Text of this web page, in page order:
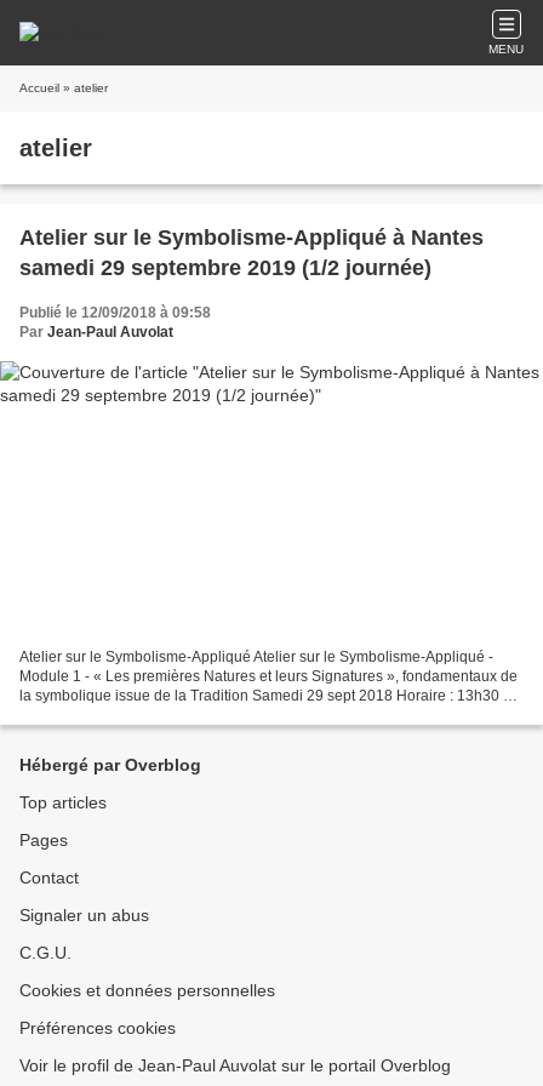
MENU
Accueil » atelier
atelier
Atelier sur le Symbolisme-Appliqué à Nantes
samedi 29 septembre 2019 (1/2 journée)
Publié le 12/09/2018 à 09:58
Par Jean-Paul Auvolat
Atelier sur le Symbolisme-Appliqué Atelier sur le Symbolisme-Appliqué -
Module 1 - « Les premières Natures et leurs Signatures », fondamentaux de
la symbolique issue de la Tradition Samedi 29 sept 2018 Horaire : 13h30 –
Hébergé par Overblog
Top articles
Pages
Contact
Signaler un abus
C.G.U.
Cookies et données personnelles
Préférences cookies
Voir le profil de Jean-Paul Auvolat sur le portail Overblog